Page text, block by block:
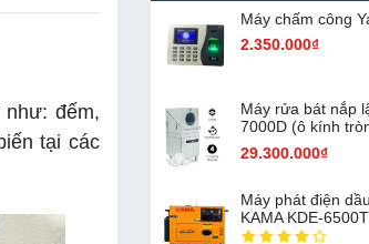
đếm,
tại các
Máy chấm cô​ng
2.350.000₫
Máy rửa bát nắp
7000D (ô kính
29.300.000₫
Máy phát điện
KAMA KDE-6500T